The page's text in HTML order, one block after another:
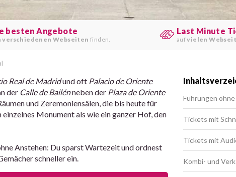
besten Angebote
verschiedenen Webseiten finden.
Last Minute
aufvielen
Real de Madridund oft Palacio de Oriente
der Calle de Bailénneben der Plaza de Oriente
und Zeremoniensälen, die bis heute für
Monument als wie ein ganzer Hof, den
Anstehen: Du sparst Wartezeit und ordnest
schneller ein.
Führungen
Tickets mit
Tickets mit
Kombi- und